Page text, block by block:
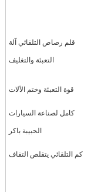
قلم رصاص التلقائي آلة
التعبئة والتغليف
قوة التعبئة وختم الآلات
كامل لصناعة السيارات
الحبيبة باكر
كم التلقائي يتقلص التفاف